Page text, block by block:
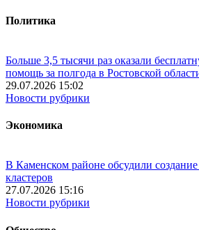
Политика
Больше 3,5 тысячи раз оказали
помощь за полгода в Ростовской
29.07.2026 15:02
Новости рубрики
Экономика
В Каменском районе обсудили
кластеров
27.07.2026 15:16
Новости рубрики